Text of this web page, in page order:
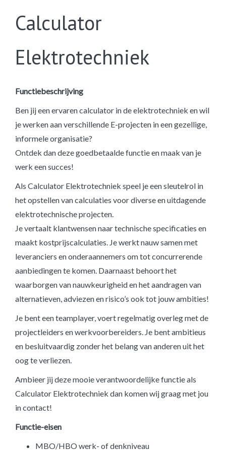
Calculator
Elektrotechniek
Functiebeschrijving
Ben jij een ervaren calculator in de elektrotechniek en wil
je werken aan verschillende E-projecten in een gezellige,
informele organisatie?
Ontdek dan deze goedbetaalde functie en maak van je
werk een succes!
Als Calculator Elektrotechniek speel je een sleutelrol in
het opstellen van calculaties voor diverse en uitdagende
elektrotechnische projecten.
Je vertaalt klantwensen naar technische specificaties en
maakt kostprijscalculaties. Je werkt nauw samen met
leveranciers en onderaannemers om tot concurrerende
aanbiedingen te komen. Daarnaast behoort het
waarborgen van nauwkeurigheid en het aandragen van
alternatieven, adviezen en risico’s ook tot jouw ambities!
Je bent een teamplayer, voert regelmatig overleg met de
projectleiders en werkvoorbereiders. Je bent ambitieus
en besluitvaardig zonder het belang van anderen uit het
oog te verliezen.
Ambieer jij deze mooie verantwoordelijke functie als
Calculator Elektrotechniek dan komen wij graag met jou
in contact!
Functie-eisen
MBO/HBO werk- of denkniveau